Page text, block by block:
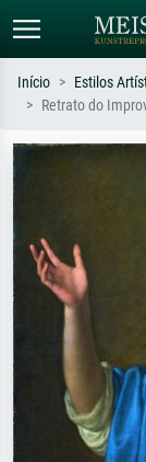
Início Estilos
Retrato do